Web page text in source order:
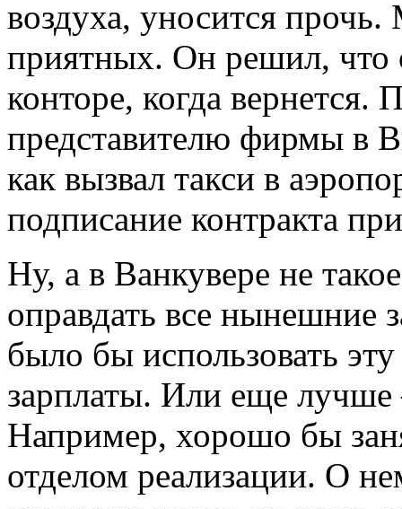
воздуха, уносится
приятных. Он решил, что
конторе, когда вернется.
представителю фирмы в
как вызвал такси в
подписание контракта
Ну, а в Ванкувере не
оправдать все нынешние
было бы использовать
зарплаты. Или еще
Например, хорошо бы
отделом реализации. О